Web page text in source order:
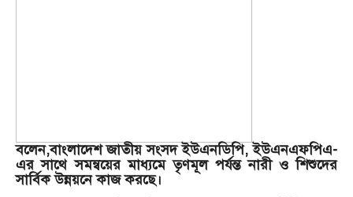
বলেন,বাংলাদেশ জাতীয় সংসদ ইউএনডিপি, ইউএনএফপিএ-
এর সাথে সমন্বয়ের মাধ্যমে তৃণমূল পর্যন্ত নারী ও শিশুদের
সার্বিক উন্নয়নে কাজ করছে।